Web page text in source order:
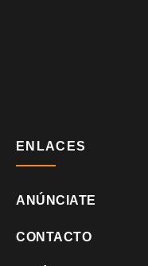
ENLACES
ANÚNCIATE
CONTACTO